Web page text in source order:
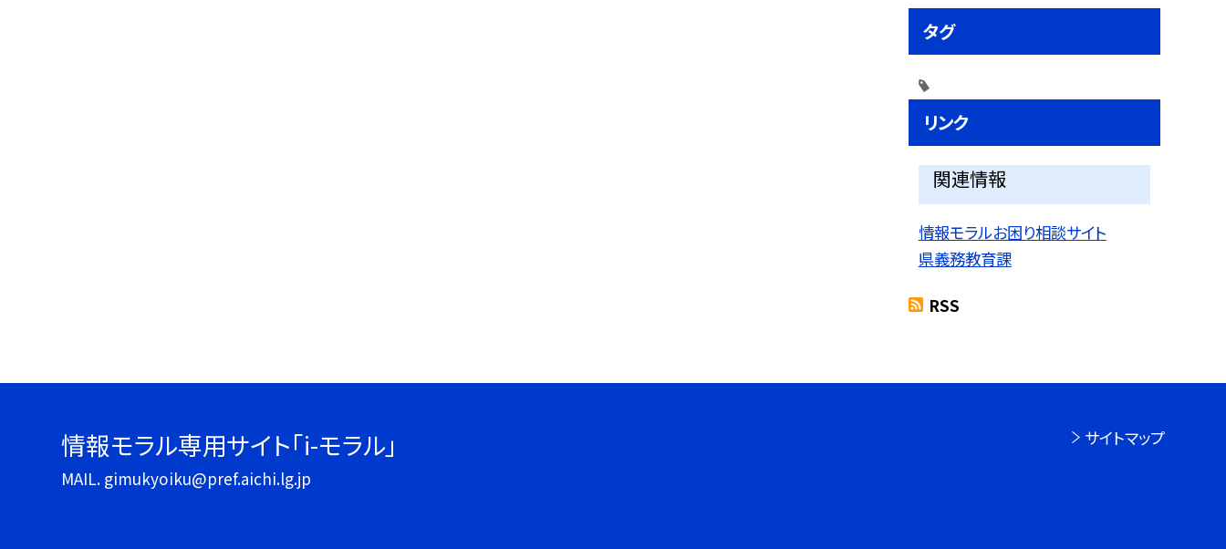
タグ
リンク
関連情報
情報モラルお困り相談サイト
県義務教育課
RSS
情報モラル専用サイト「i-モラル」
MAIL. gimukyoiku@pref.aichi.lg.jp
サイトマップ